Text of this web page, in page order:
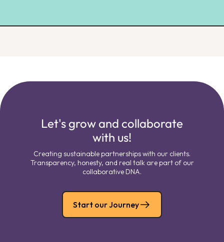
Let's grow and collaborate
with us!
Creating sustainable partnerships with our clients.
Transparency, honesty, and real talk are part of our
collaborative DNA.
Start our Journey